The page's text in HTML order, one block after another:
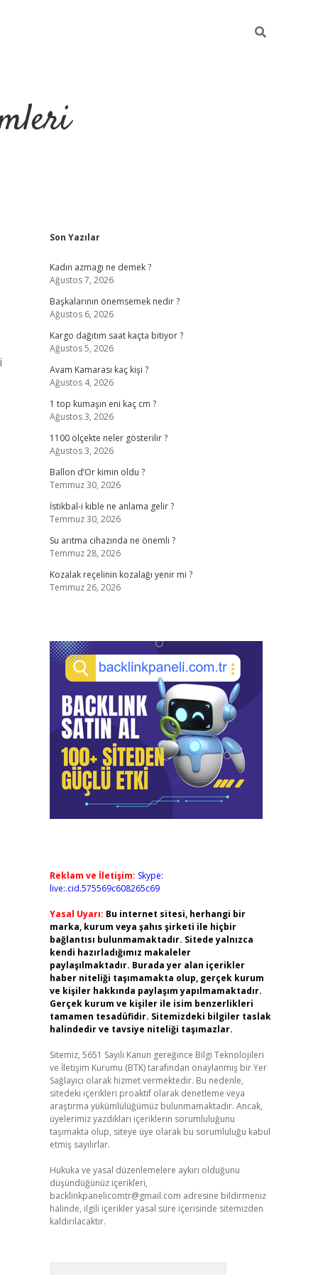
Sidebar
Son Yazılar
Kadın azmagı ne demek ?
Ağustos 7, 2026
Başkalarının önemsemek nedir ?
Ağustos 6, 2026
Kargo dağıtım saat kaçta bitiyor ?
Ağustos 5, 2026
Avam Kamarası kaç kişi ?
Ağustos 4, 2026
1 top kumaşın eni kaç cm ?
Ağustos 3, 2026
1100 ölçekte neler gösterilir ?
Ağustos 3, 2026
Ballon d’Or kimin oldu ?
Temmuz 30, 2026
İstikbal-i kıble ne anlama gelir ?
Temmuz 30, 2026
Su arıtma cihazında ne önemli ?
Temmuz 28, 2026
Kozalak reçelinin kozalağı yenir mi ?
Temmuz 26, 2026
Reklam ve İletişim: Skype:
live:.cid.575569c608265c69
Yasal Uyarı: Bu internet sitesi, herhangi bir
marka, kurum veya şahıs şirketi ile hiçbir
bağlantısı bulunmamaktadır. Sitede yalnızca
kendi hazırladığımız makaleler
paylaşılmaktadır. Burada yer alan içerikler
haber niteliği taşımamakta olup, gerçek kurum
ve kişiler hakkında paylaşım yapılmamaktadır.
Gerçek kurum ve kişiler ile isim benzerlikleri
tamamen tesadüfidir. Sitemizdeki bilgiler taslak
halindedir ve tavsiye niteliği taşımazlar.
Sitemiz, 5651 Sayılı Kanun gereğince Bilgi Teknolojileri
ve İletişim Kurumu (BTK) tarafından onaylanmış bir Yer
Sağlayıcı olarak hizmet vermektedir. Bu nedenle,
sitedeki içerikleri proaktif olarak denetleme veya
araştırma yükümlülüğümüz bulunmamaktadır. Ancak,
üyelerimiz yazdıkları içeriklerin sorumluluğunu
taşımakta olup, siteye üye olarak bu sorumluluğu kabul
etmiş sayılırlar.
Hukuka ve yasal düzenlemelere aykırı olduğunu
düşündüğünüz içerikleri,
backlinkpanelicomtr@gmail.com adresine bildirmeniz
halinde, ilgili içerikler yasal süre içerisinde sitemizden
kaldırılacaktır.